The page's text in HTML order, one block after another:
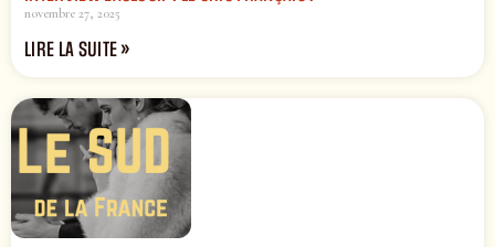
novembre 27, 2025
LIRE LA SUITE »